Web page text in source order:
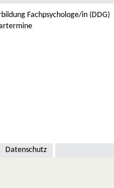
Fachpsychologe/in (DDG)
Datenschutz